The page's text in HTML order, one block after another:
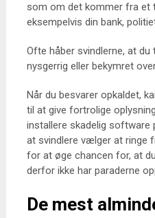
som om det kommer fra
eksempelvis din bank,
Ofte håber svindlerne, at
nysgerrig eller bekymret
Når du besvarer opkaldet,
til at give fortrolige
installere skadelig software
at svindlere vælger at ringe
for at øge chancen for, at
derfor ikke har paraderne
De mest